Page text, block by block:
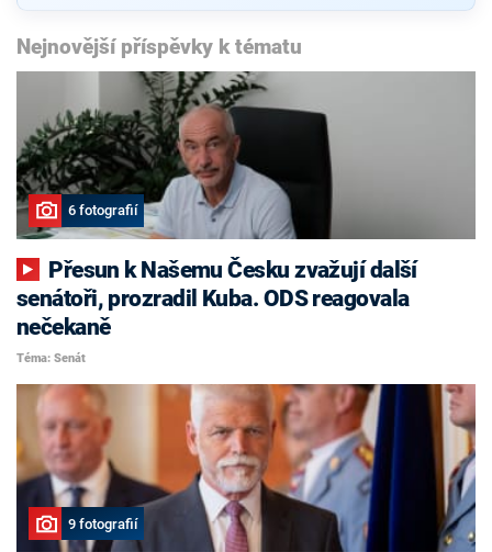
Nejnovější příspěvky k tématu
6 fotografií
senátoři, prozradil Kuba. ODS reagovala
nečekaně
Téma: Senát
9 fotografií